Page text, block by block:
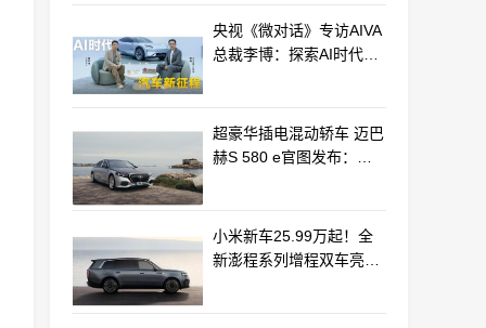
央视《微对话》专访AIVA
总裁李博：探索AI时代汽
超豪华插电混动轿车 迈巴
赫S 580 e官图发布：老
小米新车25.99万起！全
新澎程系列增程双车亮相